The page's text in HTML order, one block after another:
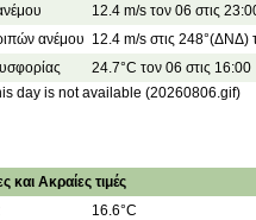
12.4 m/s τον 06 στις
ανέμου 12.4 m/s στις 248°(ΔΝΔ)
24.7°C τον 06 στις 16:00
day is not available (20260806.gif)
Ακραίες τιμές
16.6°C